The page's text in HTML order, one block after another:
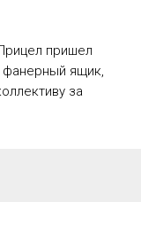
пришел
фанерный ящик,
за